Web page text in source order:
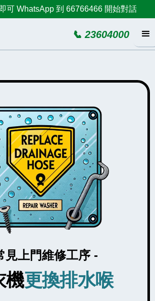
可 WhatsApp 到 66766466 開始對話
📞 23604000
見上門維修工序 -
機更換排水喉